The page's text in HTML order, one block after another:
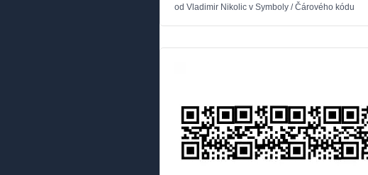
od Vladimir Nikolic v Symboly /Čárového kódu